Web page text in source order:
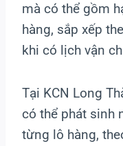
mà có thể gồm
hàng, sắp xếp
khi có lịch vận
Tại KCN Long
có thể phát sinh
từng lô hàng,